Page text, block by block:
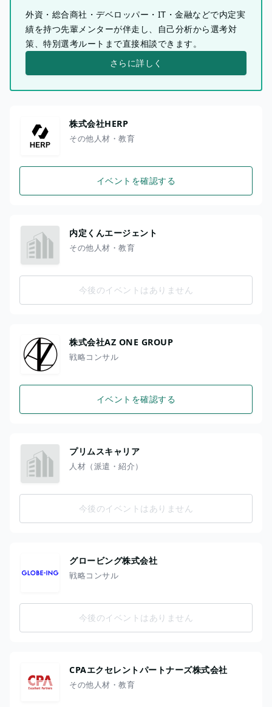
外資・総合商社・デベロッパー・IT・金融などで内定実
績を持つ先輩メンターが伴走し、自己分析から選考対
策、特別選考ルートまで直接相談できます。
さらに詳しく
株式会社HERP
その他人材・教育
イベントを確認する
内定くんエージェント
その他人材・教育
今後のイベントはありません
株式会社AZ ONE GROUP
戦略コンサル
イベントを確認する
プリムスキャリア
人材（派遣・紹介）
今後のイベントはありません
グロービング株式会社
戦略コンサル
今後のイベントはありません
CPAエクセレントパートナーズ株式会社
その他人材・教育